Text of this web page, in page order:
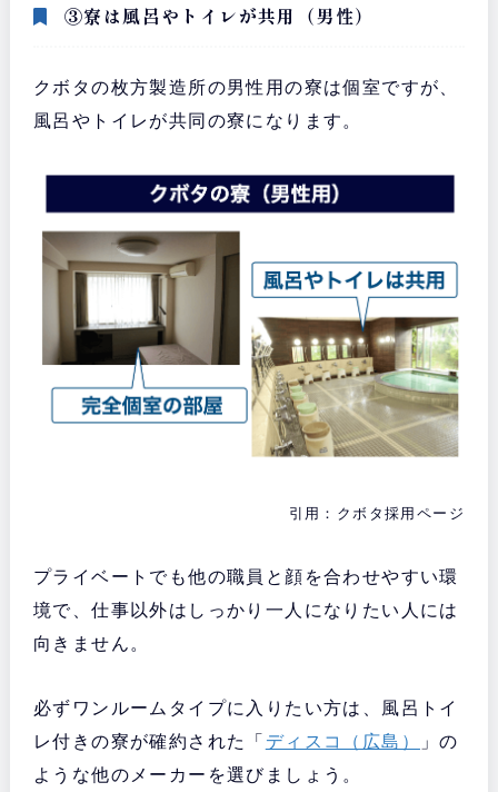
③寮は風呂やトイレが共用（男性）
クボタの枚方製造所の男性用の寮は個室ですが、
風呂やトイレが共同の寮になります。
引用：クボタ採用ページ
プライベートでも他の職員と顔を合わせやすい環
境で、仕事以外はしっかり一人になりたい人には
向きません。
必ずワンルームタイプに入りたい方は、風呂トイ
レ付きの寮が確約された「 ディスコ（広島）
」の
ような他のメーカーを選びましょう。